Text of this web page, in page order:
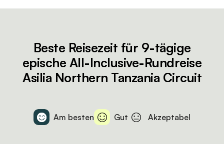
Beste Reisezeit für 9-tägige
epische All-Inclusive-Rundreise
Asilia Northern Tanzania Circuit
Am besten Gut Akzeptabel